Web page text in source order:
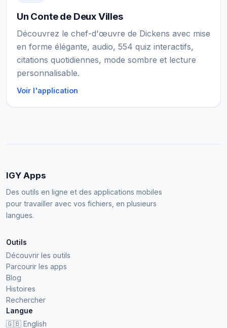
Un Conte de Deux Villes
Découvrez le chef-d'œuvre de Dickens avec mise
en forme élégante, audio, 554 quiz interactifs,
citations quotidiennes, mode sombre et lecture
personnalisable.
Voir l'application
IGY Apps
Des outils en ligne et des applications mobiles
pour travailler avec vos fichiers, en plusieurs
langues.
Outils
Découvrir les outils
Parcourir les apps
Blog
Histoires
Rechercher
Langue
🇬🇧 English